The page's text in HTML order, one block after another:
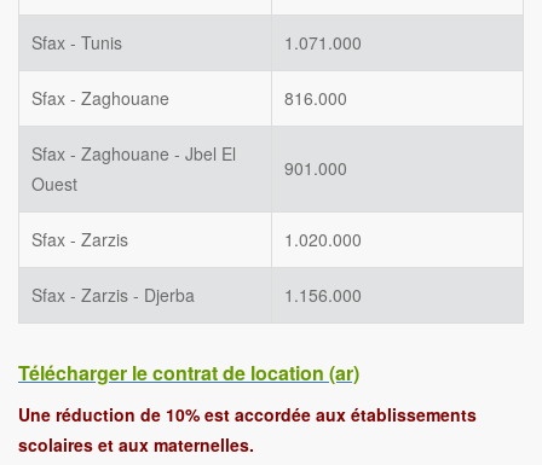
Sfax - Tunis 1.071.000
Sfax - Zaghouane 816.000
Sfax - Zaghouane - Jbel El
Ouest
901.000
Sfax - Zarzis 1.020.000
Sfax - Zarzis - Djerba 1.156.000
Télécharger le contrat de location (ar)
Une réduction de 10% est accordée aux établissements
scolaires et aux maternelles.